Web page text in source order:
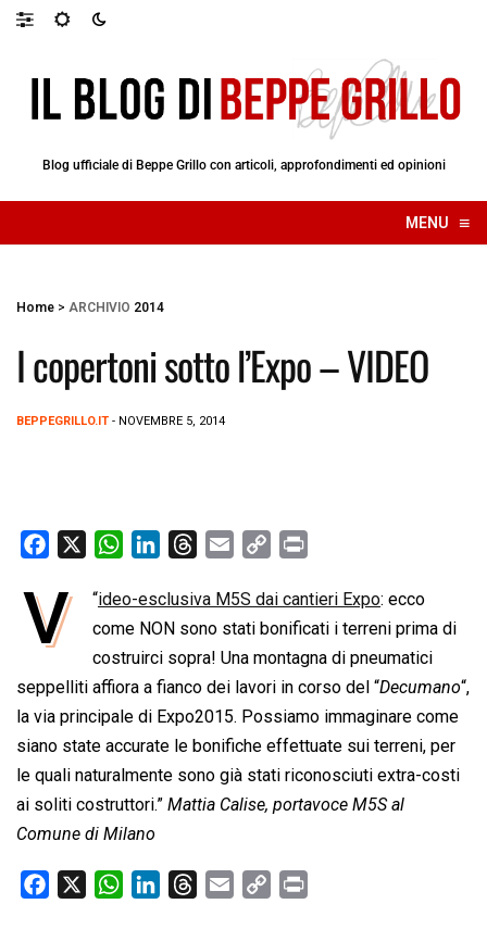
Blog ufficiale di Beppe Grillo con articoli, approfondimenti ed opinioni
MENU ≡
☰
Home > ARCHIVIO 2014
I copertoni sotto l’Expo – VIDEO
BEPPEGRILLO.IT - NOVEMBRE 5, 2014
c
e
o
o
k
W
a
t
s
A
p
p
n
k
e
d
I
n
r
e
a
d
s
a
i
l
p
y
L
i
n
k
i
n
t
“
V ideo-esclusiva M5S dai cantieri Expo: ecco
come NON sono stati bonificati i terreni prima di
costruirci sopra! Una montagna di pneumatici
seppelliti affiora a fianco dei lavori in corso del “Decumano“,
la via principale di Expo2015. Possiamo immaginare come
siano state accurate le bonifiche effettuate sui terreni, per
le quali naturalmente sono già stati riconosciuti extra-costi
ai soliti costruttori.” Mattia Calise, portavoce M5S al
Comune di Milano
W